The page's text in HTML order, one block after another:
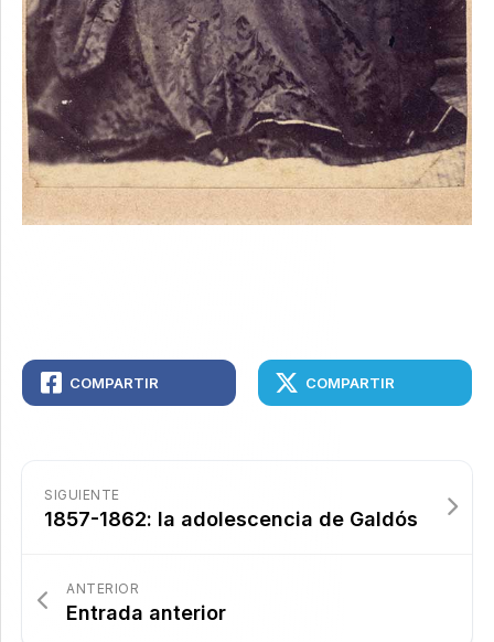
COMPARTIR COMPARTIR
SIGUIENTE
1857-1862: la adolescencia de Galdós
ANTERIOR
Entrada anterior